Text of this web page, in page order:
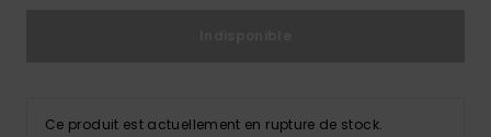
Ce produit est actuellement en rupture de stock.